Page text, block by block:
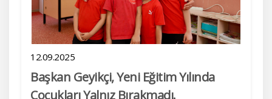
12.09.2025
Başkan Geyikçi, Yeni Eğitim Yılında
Çocukları Yalnız Bırakmadı.